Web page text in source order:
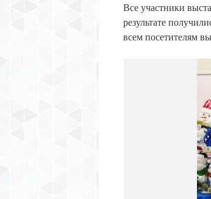
Все участники
результате
всем посетителям